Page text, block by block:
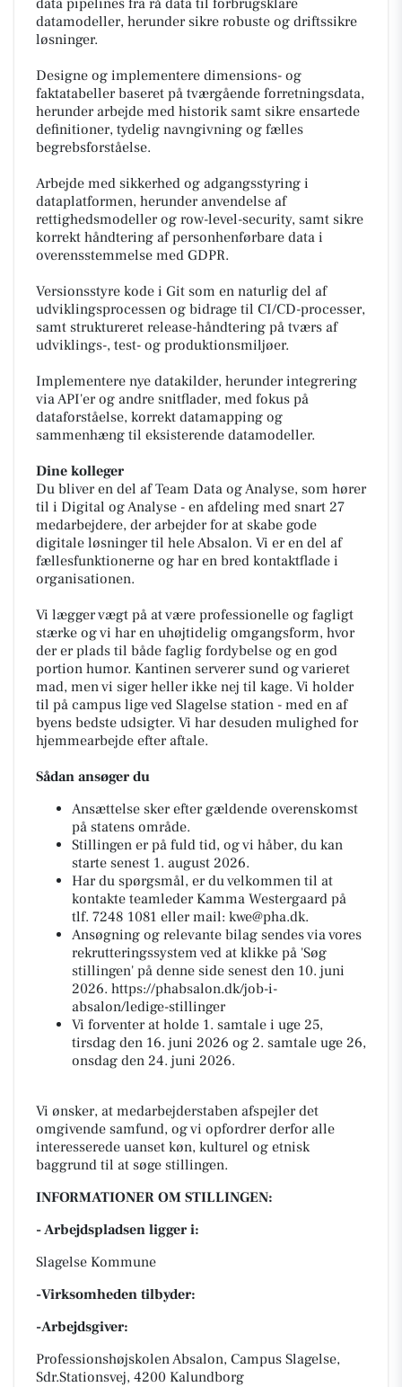
data pipelines fra rå data til forbrugsklare
datamodeller, herunder sikre robuste og driftssikre
løsninger.
Designe og implementere dimensions- og
faktatabeller baseret på tværgående forretningsdata,
herunder arbejde med historik samt sikre ensartede
definitioner, tydelig navngivning og fælles
begrebsforståelse.
Arbejde med sikkerhed og adgangsstyring i
dataplatformen, herunder anvendelse af
rettighedsmodeller og row-level-security, samt sikre
korrekt håndtering af personhenførbare data i
overensstemmelse med GDPR.
Versionsstyre kode i Git som en naturlig del af
udviklingsprocessen og bidrage til CI/CD-processer,
samt struktureret release-håndtering på tværs af
udviklings-, test- og produktionsmiljøer.
Implementere nye datakilder, herunder integrering
via API'er og andre snitflader, med fokus på
dataforståelse, korrekt datamapping og
sammenhæng til eksisterende datamodeller.
Dine kolleger
Du bliver en del af Team Data og Analyse, som hører
til i Digital og Analyse - en afdeling med snart 27
medarbejdere, der arbejder for at skabe gode
digitale løsninger til hele Absalon. Vi er en del af
fællesfunktionerne og har en bred kontaktflade i
organisationen.
Vi lægger vægt på at være professionelle og fagligt
stærke og vi har en uhøjtidelig omgangsform, hvor
der er plads til både faglig fordybelse og en god
portion humor. Kantinen serverer sund og varieret
mad, men vi siger heller ikke nej til kage. Vi holder
til på campus lige ved Slagelse station - med en af
byens bedste udsigter. Vi har desuden mulighed for
hjemmearbejde efter aftale.
Sådan ansøger du
Ansættelse sker efter gældende overenskomst
på statens område.
Stillingen er på fuld tid, og vi håber, du kan
starte senest 1. august 2026.
Har du spørgsmål, er du velkommen til at
kontakte teamleder Kamma Westergaard på
tlf. 7248 1081 eller mail: kwe@pha.dk.
Ansøgning og relevante bilag sendes via vores
rekrutteringssystem ved at klikke på 'Søg
stillingen' på denne side senest den 10. juni
2026. https://phabsalon.dk/job-i-
absalon/ledige-stillinger
Vi forventer at holde 1. samtale i uge 25,
tirsdag den 16. juni 2026 og 2. samtale uge 26,
onsdag den 24. juni 2026.
Vi ønsker, at medarbejderstaben afspejler det
omgivende samfund, og vi opfordrer derfor alle
interesserede uanset køn, kulturel og etnisk
baggrund til at søge stillingen.
INFORMATIONER OM STILLINGEN:
- Arbejdspladsen ligger i:
Slagelse Kommune
-Virksomheden tilbyder:
-Arbejdsgiver:
Professionshøjskolen Absalon, Campus Slagelse,
Sdr.Stationsvej, 4200 Kalundborg